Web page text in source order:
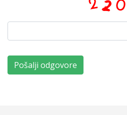
Pošalji odgovore